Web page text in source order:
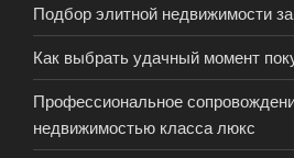
Подбор элитной недвижимости
Как выбрать удачный момент
Профессиональное
недвижимостью класса люкс